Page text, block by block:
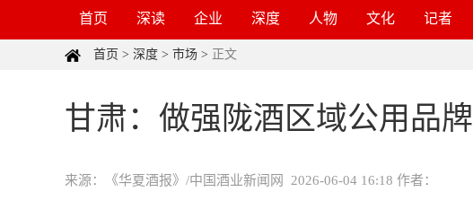
首页 深读 企业 深度 人物 文化 记者
首页 > 深度 > 市场 > 正文
甘肃：做强陇酒区域公用品牌
来源：《华夏酒报》/中国酒业新闻网 2026-06-04 16:18 作者：